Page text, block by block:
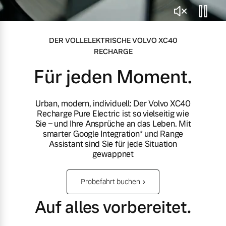
4 Modelle
Geschäftskunden
Editionsmodelle
Volvo Gebrauchtwagenbörse
Gebrauchtwagen
Aktuelle Zubehörangebote
Zubehörkatalog
Aktuelle Serviceangebote
Service by Volvo
Sie erhalten bei uns eine
Kontakt und Anfahrt
Unsere News & Events
DER VOLLELEKTRISCHE VOLVO XC40
RECHARGE
Für jeden Moment.
Urban, modern, individuell: Der Volvo XC40
Recharge Pure Electric ist so vielseitig wie
Sie – und Ihre Ansprüche an das Leben. Mit
smarter Google Integration* und Range
Assistant sind Sie für jede Situation
gewappnet
Probefahrt buchen
Auf alles vorbereitet.